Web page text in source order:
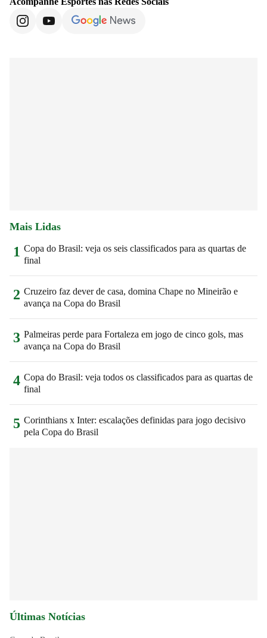
Mais Lidas
1 Copa do Brasil: veja os seis classificados para as quartas de
final
2 Cruzeiro faz dever de casa, domina Chape no Mineirão e
avança na Copa do Brasil
3 Palmeiras perde para Fortaleza em jogo de cinco gols, mas
avança na Copa do Brasil
4 Copa do Brasil: veja todos os classificados para as quartas de
final
5 Corinthians x Inter: escalações definidas para jogo decisivo
pela Copa do Brasil
Últimas Notícias